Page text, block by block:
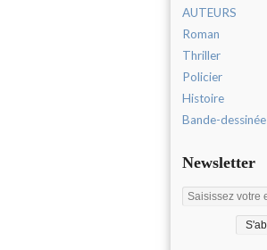
AUTEURS
Roman
Thriller
Policier
Histoire
Bande-dessinée
Newsletter